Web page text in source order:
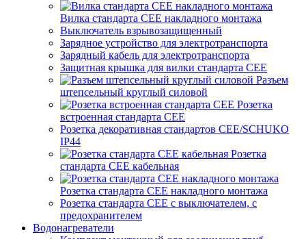
Вилка стандарта CEE накладного монтажа
Выключатель взрывозащищенный
Зарядное устройство для электротранспорта
Зарядный кабель для электротранспорта
Защитная крышка для вилки стандарта CEE
Разъем
штепсельный круглый силовой
Розетка
встроенная стандарта CEE
Розетка декоративная стандартов CEE/SCHUKO
IP44
Розетка
стандарта СЕЕ кабельная
Розетка стандарта СЕЕ накладного монтажа
Розетка стандарта СЕЕ с выключателем, с
предохранителем
Водонагреватели